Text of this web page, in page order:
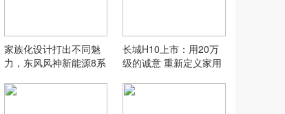
家族化设计打出不同魅
力，东风风神新能源8系
长城H10上市：用20万
级的诚意 重新定义家用